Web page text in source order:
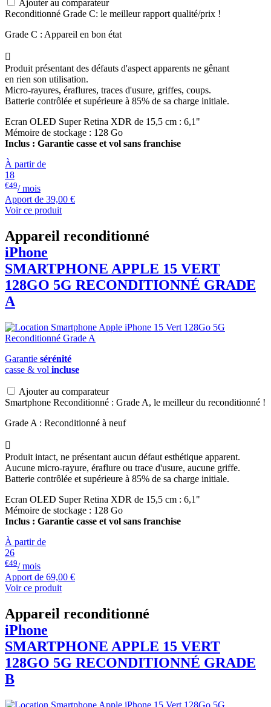
Ajouter au comparateur
Reconditionné Grade C: le meilleur rapport qualité/prix !
Grade C : Appareil en bon état

Produit présentant des défauts d'aspect apparents ne gênant
en rien son utilisation.
Micro-rayures, éraflures, traces d'usure, griffes, coups.
Batterie contrôlée et supérieure à 85% de sa charge initiale.
Ecran OLED Super Retina XDR de 15,5 cm : 6,1"
Mémoire de stockage : 128 Go
Inclus : Garantie casse et vol sans franchise
À partir de
18
€49/ mois
Apport de 39,00 €
Voir ce produit
Appareil reconditionné
iPhone
SMARTPHONE APPLE 15 VERT
128GO 5G RECONDITIONNÉ GRADE
A
Garantie sérénité
casse & vol incluse
Ajouter au comparateur
Smartphone Reconditionné : Grade A, le meilleur du reconditionné !
Grade A : Reconditionné à neuf

Produit intact, ne présentant aucun défaut esthétique apparent.
Aucune micro-rayure, éraflure ou trace d'usure, aucune griffe.
Batterie contrôlée et supérieure à 85% de sa charge initiale.
Ecran OLED Super Retina XDR de 15,5 cm : 6,1"
Mémoire de stockage : 128 Go
Inclus : Garantie casse et vol sans franchise
À partir de
26
€49/ mois
Apport de 69,00 €
Voir ce produit
Appareil reconditionné
iPhone
SMARTPHONE APPLE 15 VERT
128GO 5G RECONDITIONNÉ GRADE
B